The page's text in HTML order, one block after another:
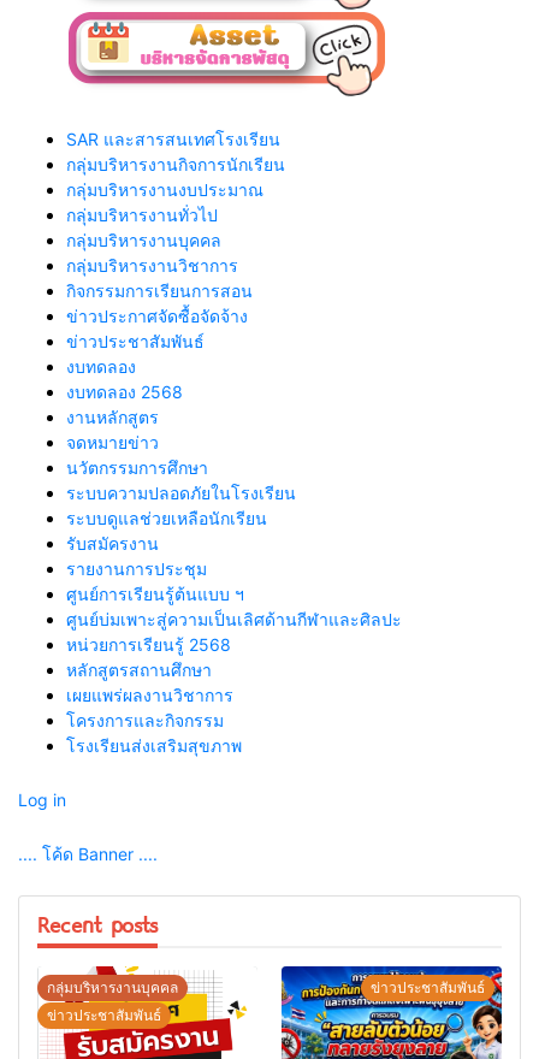
SAR และสารสนเทศโรงเรียน
กลุ่มบริหารงานกิจการนักเรียน
กลุ่มบริหารงานงบประมาณ
กลุ่มบริหารงานทั่วไป
กลุ่มบริหารงานบุคคล
กลุ่มบริหารงานวิชาการ
กิจกรรมการเรียนการสอน
ข่าวประกาศจัดซื้อจัดจ้าง
ข่าวประชาสัมพันธ์
งบทดลอง
งบทดลอง 2568
งานหลักสูตร
จดหมายข่าว
นวัตกรรมการศึกษา
ระบบความปลอดภัยในโรงเรียน
ระบบดูแลช่วยเหลือนักเรียน
รับสมัครงาน
รายงานการประชุม
ศูนย์การเรียนรู้ต้นแบบ ฯ
ศูนย์บ่มเพาะสู่ความเป็นเลิศด้านกีฬาและศิลปะ
หน่วยการเรียนรู้ 2568
หลักสูตรสถานศึกษา
เผยแพร่ผลงานวิชาการ
โครงการและกิจกรรม
โรงเรียนส่งเสริมสุขภาพ
Log in
.... โค้ด Banner ....
Recent posts
กลุ่มบริหารงานบุคคล
ข่าวประชาสัมพันธ์
ข่าวประชาสัมพันธ์